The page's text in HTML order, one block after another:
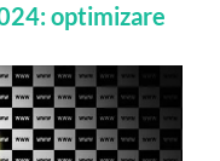
optimizare